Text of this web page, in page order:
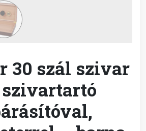
30 szál szivar
szivartartó